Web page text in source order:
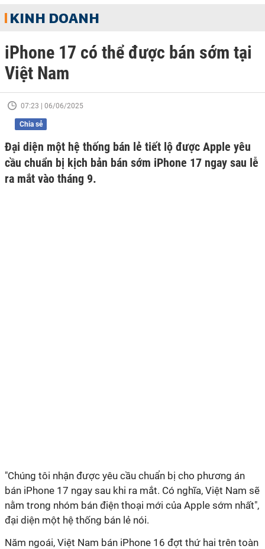
KINH DOANH
iPhone 17 có thể được bán sớm tại
Việt Nam
07:23 | 06/06/2025
Chia sẻ
Đại diện một hệ thống bán lẻ tiết lộ được Apple yêu
cầu chuẩn bị kịch bản bán sớm iPhone 17 ngay sau lễ
ra mắt vào tháng 9.
"Chúng tôi nhận được yêu cầu chuẩn bị cho phương án
bán iPhone 17 ngay sau khi ra mắt. Có nghĩa, Việt Nam sẽ
nằm trong nhóm bán điện thoại mới của Apple sớm nhất",
đại diện một hệ thống bán lẻ nói.
Năm ngoái, Việt Nam bán iPhone 16 đợt thứ hai trên toàn